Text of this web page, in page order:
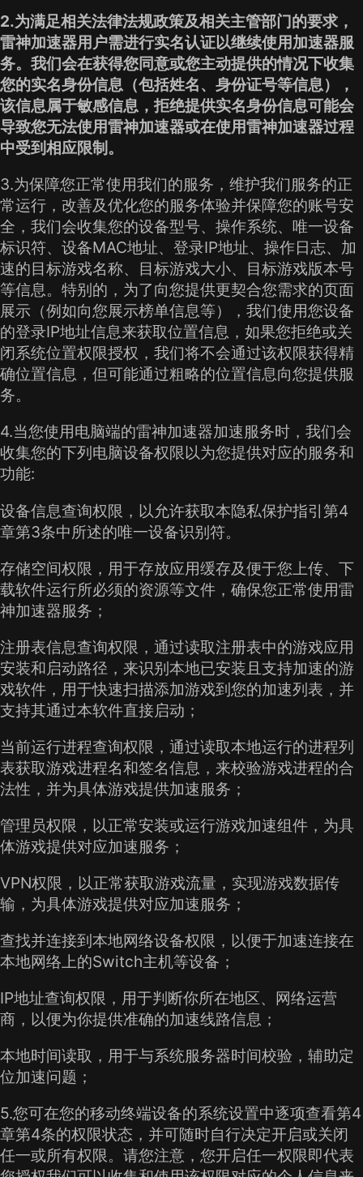
2.为满足相关法律法规政策及相关主管部门的要求，
雷神加速器用户需进行实名认证以继续使用加速器服
务。我们会在获得您同意或您主动提供的情况下收集
您的实名身份信息（包括姓名、身份证号等信息），
该信息属于敏感信息，拒绝提供实名身份信息可能会
导致您无法使用雷神加速器或在使用雷神加速器过程
中受到相应限制。
3.为保障您正常使用我们的服务，维护我们服务的正
常运行，改善及优化您的服务体验并保障您的账号安
全，我们会收集您的设备型号、操作系统、唯一设备
标识符、设备MAC地址、登录IP地址、操作日志、加
速的目标游戏名称、目标游戏大小、目标游戏版本号
等信息。特别的，为了向您提供更契合您需求的页面
展示（例如向您展示榜单信息等），我们使用您设备
的登录IP地址信息来获取位置信息，如果您拒绝或关
闭系统位置权限授权，我们将不会通过该权限获得精
确位置信息，但可能通过粗略的位置信息向您提供服
务。
4.当您使用电脑端的雷神加速器加速服务时，我们会
收集您的下列电脑设备权限以为您提供对应的服务和
功能:
设备信息查询权限，以允许获取本隐私保护指引第4
章第3条中所述的唯一设备识别符。
存储空间权限，用于存放应用缓存及便于您上传、下
载软件运行所必须的资源等文件，确保您正常使用雷
神加速器服务；
注册表信息查询权限，通过读取注册表中的游戏应用
安装和启动路径，来识别本地已安装且支持加速的游
戏软件，用于快速扫描添加游戏到您的加速列表，并
支持其通过本软件直接启动；
当前运行进程查询权限，通过读取本地运行的进程列
表获取游戏进程名和签名信息，来校验游戏进程的合
法性，并为具体游戏提供加速服务；
管理员权限，以正常安装或运行游戏加速组件，为具
体游戏提供对应加速服务；
VPN权限，以正常获取游戏流量，实现游戏数据传
输，为具体游戏提供对应加速服务；
查找并连接到本地网络设备权限，以便于加速连接在
本地网络上的Switch主机等设备；
IP地址查询权限，用于判断你所在地区、网络运营
商，以便为你提供准确的加速线路信息；
本地时间读取，用于与系统服务器时间校验，辅助定
位加速问题；
5.您可在您的移动终端设备的系统设置中逐项查看第4
章第4条的权限状态，并可随时自行决定开启或关闭
任一或所有权限。请您注意，您开启任一权限即代表